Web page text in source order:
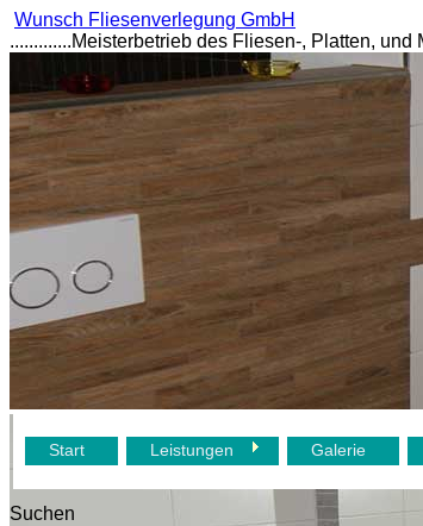
Wunsch Fliesenverlegung GmbH
.............Meisterbetrieb des Fliesen-, Platten,
Start Leistungen Galerie
Suchen